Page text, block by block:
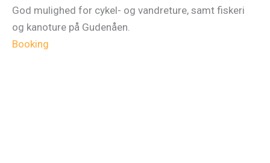
God mulighed for cykel- og vandreture, samt fiskeri
og kanoture på Gudenåen.
Booking